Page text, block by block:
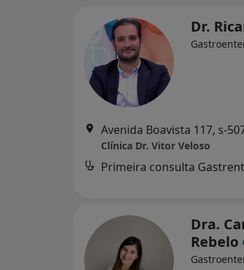
Dr.
Avenida Boavista 117, s-
Clínica Dr. Vitor Veloso
Primeira consulta
Dra.
Rebelo